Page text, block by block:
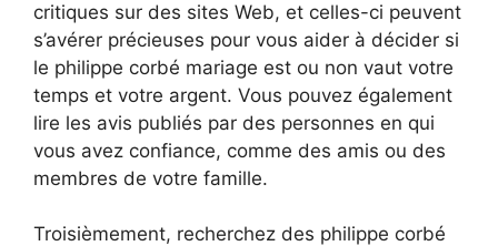
critiques sur des sites Web, et celles-ci peuvent
s’avérer précieuses pour vous aider à décider si
le philippe corbé mariage est ou non vaut votre
temps et votre argent. Vous pouvez également
lire les avis publiés par des personnes en qui
vous avez confiance, comme des amis ou des
membres de votre famille.
Troisièmement, recherchez des philippe corbé